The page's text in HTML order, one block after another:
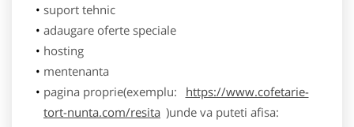
suport tehnic
adaugare oferte speciale
hosting
mentenanta
pagina proprie(exemplu:
https://www.cofetarie-
tort-nunta.com/resita )unde va puteti afisa: